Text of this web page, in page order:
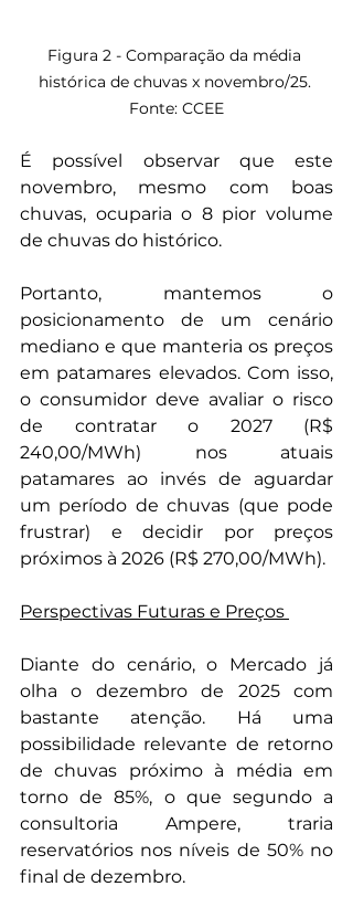
Figura 2 - Comparação da média
histórica de chuvas x novembro/25.
Fonte: CCEE
É possível observar que este
novembro, mesmo com boas
chuvas, ocuparia o 8 pior volume
de chuvas do histórico.
Portanto, mantemos o
posicionamento de um cenário
mediano e que manteria os preços
em patamares elevados. Com isso,
o consumidor deve avaliar o risco
de contratar o 2027 (R$
240,00/MWh) nos atuais
patamares ao invés de aguardar
um período de chuvas (que pode
frustrar) e decidir por preços
próximos à 2026 (R$ 270,00/MWh).
Perspectivas Futuras e Preços
Diante do cenário, o Mercado já
olha o dezembro de 2025 com
bastante atenção. Há uma
possibilidade relevante de retorno
de chuvas próximo à média em
torno de 85%, o que segundo a
consultoria Ampere, traria
reservatórios nos níveis de 50% no
final de dezembro.